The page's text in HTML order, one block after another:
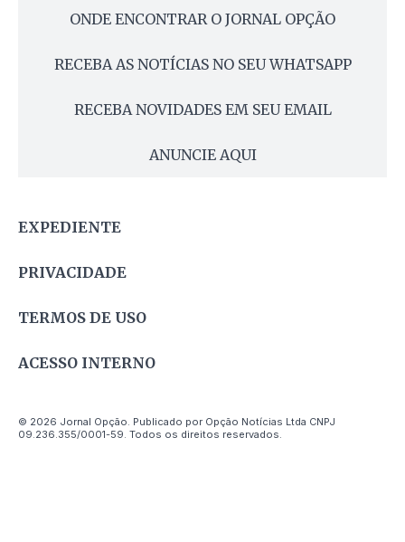
ONDE ENCONTRAR O JORNAL OPÇÃO
RECEBA AS NOTÍCIAS NO SEU WHATSAPP
RECEBA NOVIDADES EM SEU EMAIL
ANUNCIE AQUI
EXPEDIENTE
PRIVACIDADE
TERMOS DE USO
ACESSO INTERNO
© 2026 Jornal Opção. Publicado por Opção Notícias Ltda CNPJ
09.236.355/0001-59. Todos os direitos reservados.